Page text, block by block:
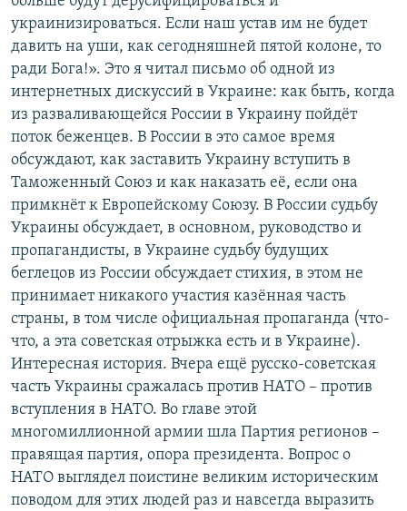
украинизироваться. Если наш устав им не будет
давить на уши, как сегодняшней пятой колоне, то
ради Бога!». Это я читал письмо об одной из
интернетных дискуссий в Украине: как быть, когда
из разваливающейся России в Украину пойдёт
поток беженцев. В России в это самое время
обсуждают, как заставить Украину вступить в
Таможенный Союз и как наказать её, если она
примкнёт к Европейскому Союзу. В России судьбу
Украины обсуждает, в основном, руководство и
пропагандисты, в Украине судьбу будущих
беглецов из России обсуждает стихия, в этом не
принимает никакого участия казённая часть
страны, в том числе официальная пропаганда (что-
что, а эта советская отрыжка есть и в Украине).
Интересная история. Вчера ещё русско-советская
часть Украины сражалась против НАТО – против
вступления в НАТО. Во главе этой
многомиллионной армии шла Партия регионов –
правящая партия, опора президента. Вопрос о
НАТО выглядел поистине великим историческим
поводом для этих людей раз и навсегда выразить